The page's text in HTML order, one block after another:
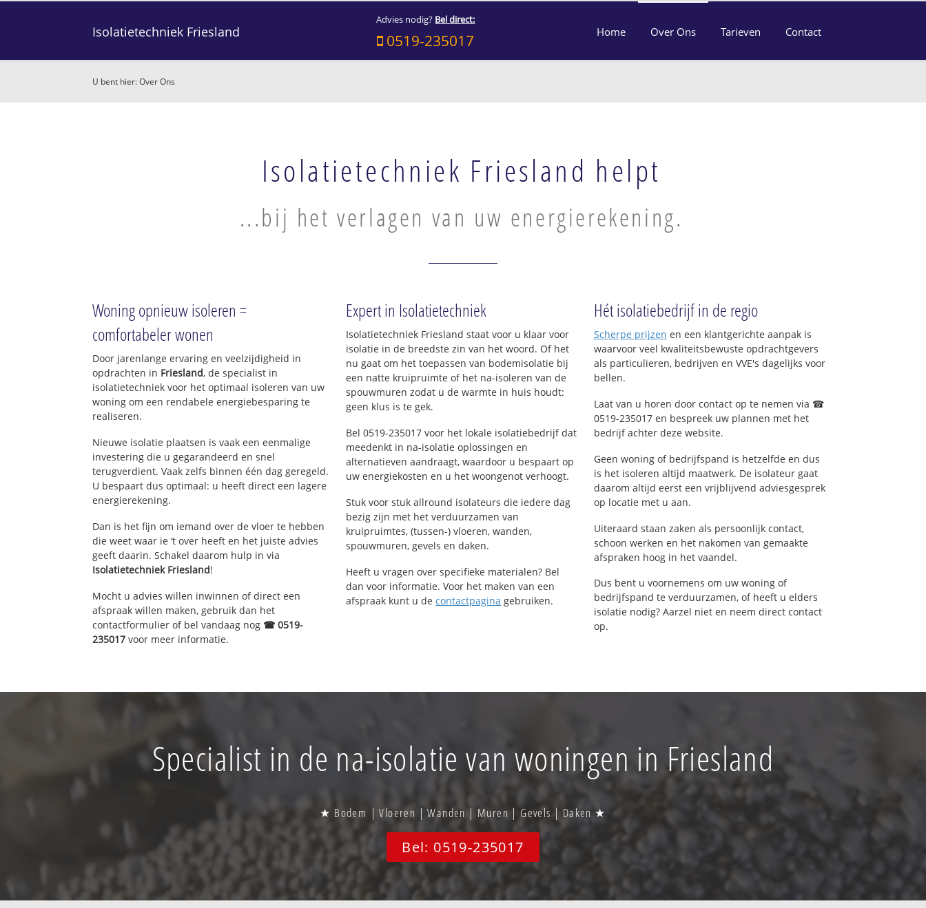
Isolatietechniek Friesland
Advies nodig? Bel direct:
0519-235017 Home Over Ons Tarieven Contact
U bent hier:Over Ons
Isolatietechniek Friesland helpt
...bij het verlagen van uw energierekening.
Woning opnieuw isoleren =
comfortabeler wonen
Door jarenlange ervaring en veelzijdigheid in
opdrachten in Friesland, de specialist in
isolatietechniek voor het optimaal isoleren van uw
woning om een rendabele energiebesparing te
realiseren.
Nieuwe isolatie plaatsen is vaak een eenmalige
investering die u gegarandeerd en snel
terugverdient. Vaak zelfs binnen één dag geregeld.
U bespaart dus optimaal: u heeft direct een lagere
energierekening.
Dan is het fijn om iemand over de vloer te hebben
die weet waar ie ‘t over heeft en het juiste advies
geeft daarin. Schakel daarom hulp in via
Isolatietechniek Friesland!
Mocht u advies willen inwinnen of direct een
afspraak willen maken, gebruik dan het
contactformulier of bel vandaag nog ☎ 0519-
235017 voor meer informatie.
Expert in Isolatietechniek
Isolatietechniek Friesland staat voor u klaar voor
isolatie in de breedste zin van het woord. Of het
nu gaat om het toepassen van bodemisolatie bij
een natte kruipruimte of het na-isoleren van de
spouwmuren zodat u de warmte in huis houdt:
geen klus is te gek.
Bel 0519-235017 voor het lokale isolatiebedrijf dat
meedenkt in na-isolatie oplossingen en
alternatieven aandraagt, waardoor u bespaart op
uw energiekosten en u het woongenot verhoogt.
Stuk voor stuk allround isolateurs die iedere dag
bezig zijn met het verduurzamen van
kruipruimtes, (tussen-) vloeren, wanden,
spouwmuren, gevels en daken.
Heeft u vragen over specifieke materialen? Bel
dan voor informatie. Voor het maken van een
afspraak kunt u decontactpagina gebruiken.
Hét isolatiebedrijf in de regio
Scherpe prijzen en een klantgerichte aanpak is
waarvoor veel kwaliteitsbewuste opdrachtgevers
als particulieren, bedrijven en VVE's dagelijks voor
bellen.
Laat van u horen door contact op te nemen via ☎
0519-235017 en bespreek uw plannen met het
bedrijf achter deze website.
Geen woning of bedrijfspand is hetzelfde en dus
is het isoleren altijd maatwerk. De isolateur gaat
daarom altijd eerst een vrijblijvend adviesgesprek
op locatie met u aan.
Uiteraard staan zaken als persoonlijk contact,
schoon werken en het nakomen van gemaakte
afspraken hoog in het vaandel.
Dus bent u voornemens om uw woning of
bedrijfspand te verduurzamen, of heeft u elders
isolatie nodig? Aarzel niet en neem direct contact
op.
Specialist in de na-isolatie van woningen in Friesland
★ Bodem | Vloeren | Wanden | Muren | Gevels | Daken ★
Bel: 0519-235017